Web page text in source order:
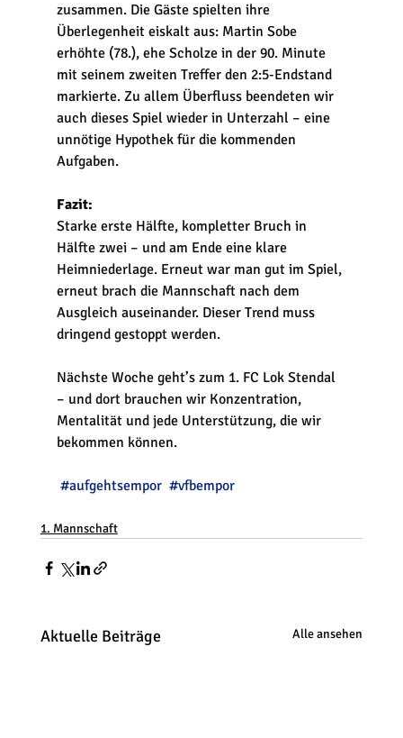
zusammen. Die Gäste spielten ihre
Überlegenheit eiskalt aus: Martin Sobe
erhöhte (78.), ehe Scholze in der 90. Minute
mit seinem zweiten Treffer den 2:5-Endstand
markierte. Zu allem Überfluss beendeten wir
auch dieses Spiel wieder in Unterzahl – eine
unnötige Hypothek für die kommenden
Aufgaben.
Fazit:
Starke erste Hälfte, kompletter Bruch in
Hälfte zwei – und am Ende eine klare
Heimniederlage. Erneut war man gut im Spiel,
erneut brach die Mannschaft nach dem
Ausgleich auseinander. Dieser Trend muss
dringend gestoppt werden.
Nächste Woche geht’s zum 1. FC Lok Stendal
– und dort brauchen wir Konzentration,
Mentalität und jede Unterstützung, die wir
bekommen können.
#aufgehtsempor #vfbempor
1. Mannschaft
Aktuelle Beiträge Alle ansehen